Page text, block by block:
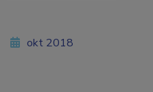
okt 2018